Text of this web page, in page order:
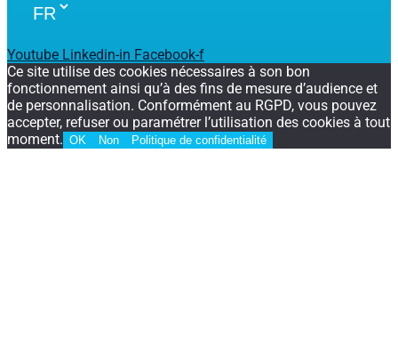
Youtube Linkedin-in Facebook-f
Ce site utilise des cookies nécessaires à son bon
fonctionnement ainsi qu’à des fins de mesure d’audience et
de personnalisation. Conformément au RGPD, vous pouvez
accepter, refuser ou paramétrer l’utilisation des cookies à tout
moment. OK Non Politique de confidentialité